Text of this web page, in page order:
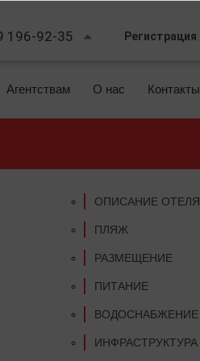
196-92-35 Регистрация
Агентствам О нас Контакты
ОПИСАНИЕ ОТЕЛЯ
ПЛЯЖ
РАЗМЕЩЕНИЕ
ПИТАНИЕ
ВОДОСНАБЖЕНИЕ
ИНФРАСТРУКТУРА